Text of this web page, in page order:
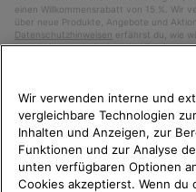
einen Willkommensrabatt von 15 %. Wir
über neue Produkte, Angebote und
Datenschutzhinweisen erfährst du, wie
verarbeiten und wie du deine
Wir verwenden interne und
vergleichbare Technologien
Inhalten und Anzeigen, zur
Funktionen und zur Analyse
unten verfügbaren Optionen
Cookies akzeptierst. Wenn du